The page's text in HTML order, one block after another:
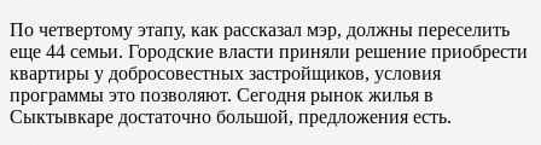
По четвертому этапу, как рассказал мэр, должны переселить
еще 44 семьи. Городские власти приняли решение приобрести
квартиры у добросовестных застройщиков, условия
программы это позволяют. Сегодня рынок жилья в
Сыктывкаре достаточно большой, предложения есть.